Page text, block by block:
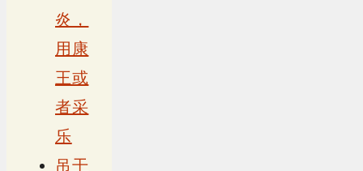
炎，
用康
王或
者采
乐
吊干